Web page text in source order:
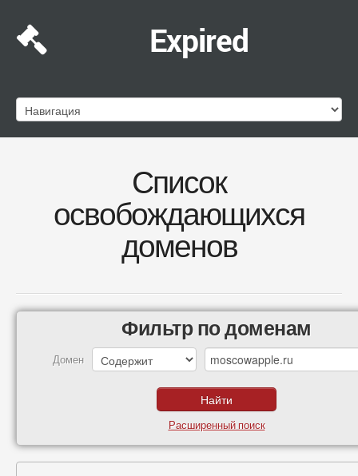
Expired
Список
освобождающихся
доменов
Фильтр по доменам
Домен
Расширенный поиск